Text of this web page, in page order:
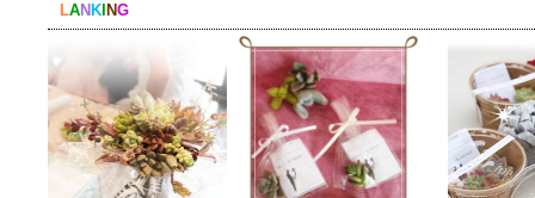
LAN K NG